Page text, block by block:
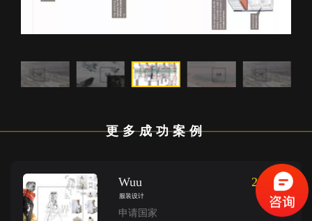
更多成功案例
Wuu
服装设计
2018年
申请国家